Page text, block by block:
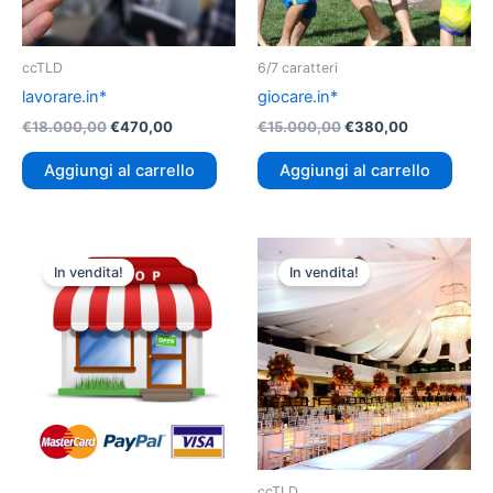
ccTLD
lavorare.in*
€18.000,00€470,00
Aggiungi al carrello
6/7 caratteri
giocare.in*
€15.000,00€380,00
Aggiungi al carrello
In vendita!prezzo
originale
era:
€22.000,00.
prezzo
attuale
è:
€370,00.
In vendita!prezzo
originale
era:
€22.000,00.
prezzo
attuale
€450,00.